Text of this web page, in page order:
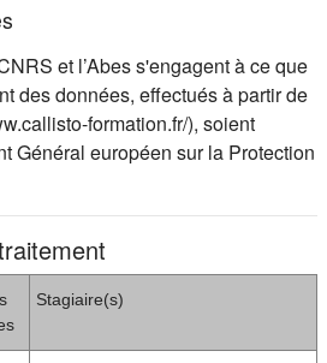
et l’Abes s'engagent à ce que
des données, effectués à partir de
formation.fr/), soient
Général européen sur la Protection
Stagiaire(s)